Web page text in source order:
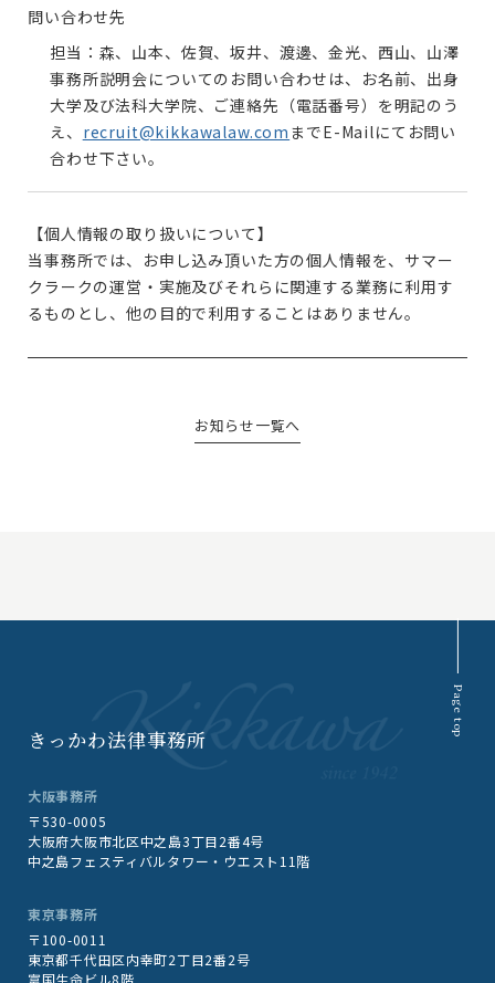
問い合わせ先
担当：森、山本、佐賀、坂井、渡邊、金光、西山、山澤
事務所説明会についてのお問い合わせは、お名前、出身
大学及び法科大学院、ご連絡先（電話番号）を明記のう
え、 recruit@kikkawalaw.com までE-Mailにてお問い
合わせ下さい。
【個人情報の取り扱いについて】
当事務所では、お申し込み頂いた方の個人情報を、サマー
クラークの運営・実施及びそれらに関連する業務に利用す
るものとし、他の目的で利用することはありません。
お知らせ一覧へ
Page top
きっかわ法律事務所
大阪事務所
〒530-0005
大阪府大阪市北区中之島3丁目2番4号
中之島フェスティバルタワー・ウエスト11階
東京事務所
〒100-0011
東京都千代田区内幸町2丁目2番2号
富国生命ビル8階